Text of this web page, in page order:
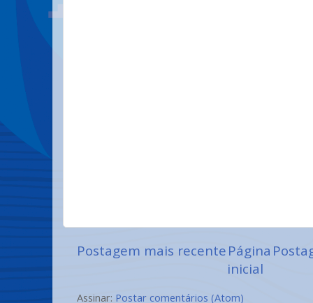
Postagem mais recentePágina
inicial
Assinar: Postar comentários (Atom)